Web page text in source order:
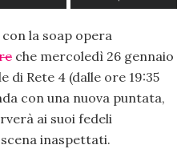
la soap opera
che mercoledì 26 gennaio
di Rete 4 (dalle ore 19:35
con una nuova puntata,
ai suoi fedeli
inaspettati.